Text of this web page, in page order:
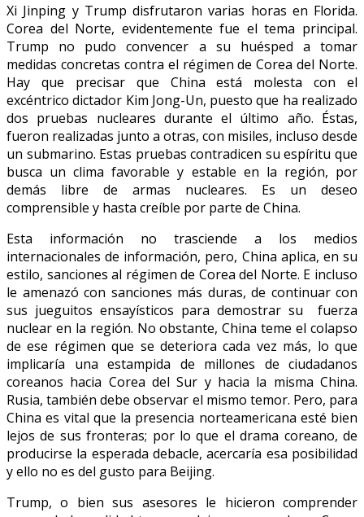
Xi Jinping y Trump disfrutaron varias horas en Florida.
Corea del Norte, evidentemente fue el tema principal.
Trump no pudo convencer a su huésped a tomar
medidas concretas contra el régimen de Corea del Norte.
Hay que precisar que China está molesta con el
excéntrico dictador Kim Jong-Un, puesto que ha realizado
dos pruebas nucleares durante el último año. Éstas,
fueron realizadas junto a otras, con misiles, incluso desde
un submarino. Estas pruebas contradicen su espíritu que
busca un clima favorable y estable en la región, por
demás libre de armas nucleares. Es un deseo
comprensible y hasta creíble por parte de China.
Esta información no trasciende a los medios
internacionales de información, pero, China aplica, en su
estilo, sanciones al régimen de Corea del Norte. E incluso
le amenazó con sanciones más duras, de continuar con
sus jueguitos ensayísticos para demostrar su fuerza
nuclear en la región. No obstante, China teme el colapso
de ese régimen que se deteriora cada vez más, lo que
implicaría una estampida de millones de ciudadanos
coreanos hacia Corea del Sur y hacia la misma China.
Rusia, también debe observar el mismo temor. Pero, para
China es vital que la presencia norteamericana esté bien
lejos de sus fronteras; por lo que el drama coreano, de
producirse la esperada debacle, acercaría esa posibilidad
y ello no es del gusto para Beijing.
Trump, o bien sus asesores le hicieron comprender